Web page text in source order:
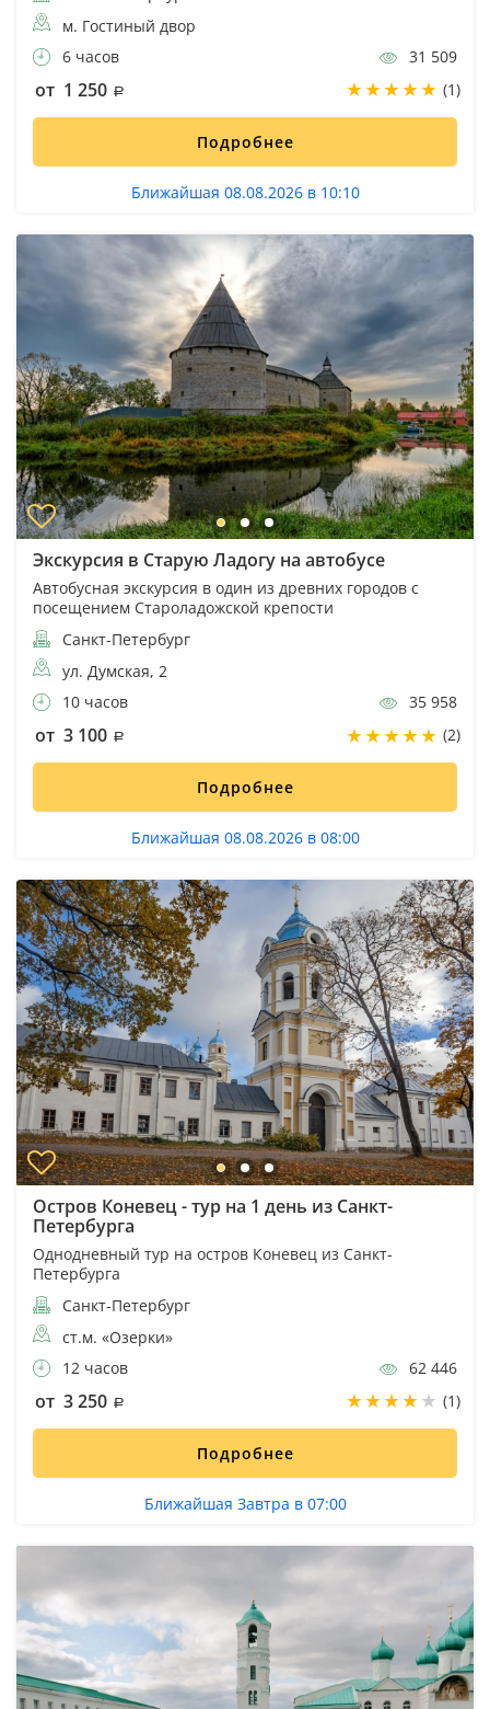
м. Гостиный двор
6 часов
31 509
от 1 250 (1)
Подробнее
Ближайшая 08.08.2026 в 10:10
Экскурсия в Старую Ладогу на автобусе
Автобусная экскурсия в один из древних городов с
посещением Староладожской крепости
Санкт-Петербург
ул. Думская, 2
10 часов
35 958
от 3 100 (2)
Подробнее
Ближайшая 08.08.2026 в 08:00
Остров Коневец - тур на 1 день из Санкт-
Петербурга
Однодневный тур на остров Коневец из Санкт-
Петербурга
Санкт-Петербург
ст.м. «Озерки»
12 часов
62 446
от 3 250 (1)
Подробнее
Ближайшая Завтра в 07:00